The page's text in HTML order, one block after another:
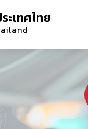
เทศไทย